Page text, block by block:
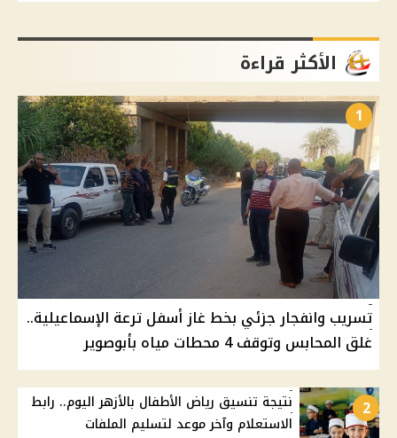
الأكثر قراءة
1
تسريب وانفجار جزئي بخط غاز أسفل ترعة الإسماعيلية..
غلق المحابس وتوقف 4 محطات مياه بأبوصوير
2
نتيجة تنسيق رياض الأطفال بالأزهر اليوم.. رابط
الاستعلام وآخر موعد لتسليم الملفات